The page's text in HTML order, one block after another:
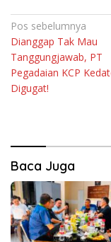
Navigasi
pos
Pos sebelumnya
Dianggap Tak Mau
Tanggungjawab, PT
Pegadaian KCP
Digugat!
Baca Juga